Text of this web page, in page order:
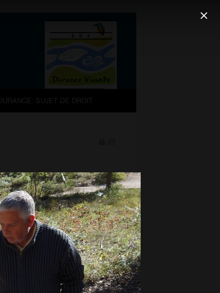
SUJET DE DROIT